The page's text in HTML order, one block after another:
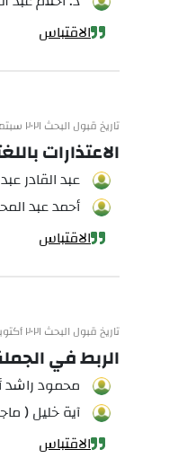
الاقتباس
تاريخ قبول البحث ٢٠٢١ سبتمبر ٣٠
الاعتذارات
عبد القادر
أحمد عبد
الاقتباس
تاريخ قبول البحث ٢٠٢١ أكتوبر ١٤
الربط في
محمود راشد
آية خليل (
الاقتباس